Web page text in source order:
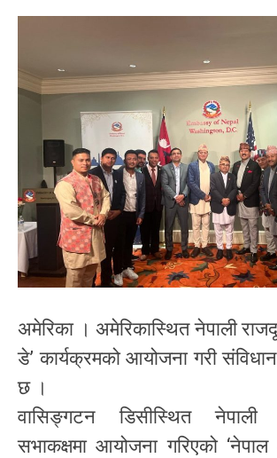
अमेरिका । अमेरिकास्थित नेपाली
डे’ कार्यक्रमको आयोजना गरी
छ ।
वासिङ्गटन डिसीस्थित नेपाली
सभाकक्षमा आयोजना गरिएको ‘नेपाल